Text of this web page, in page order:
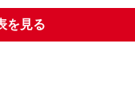
を見る